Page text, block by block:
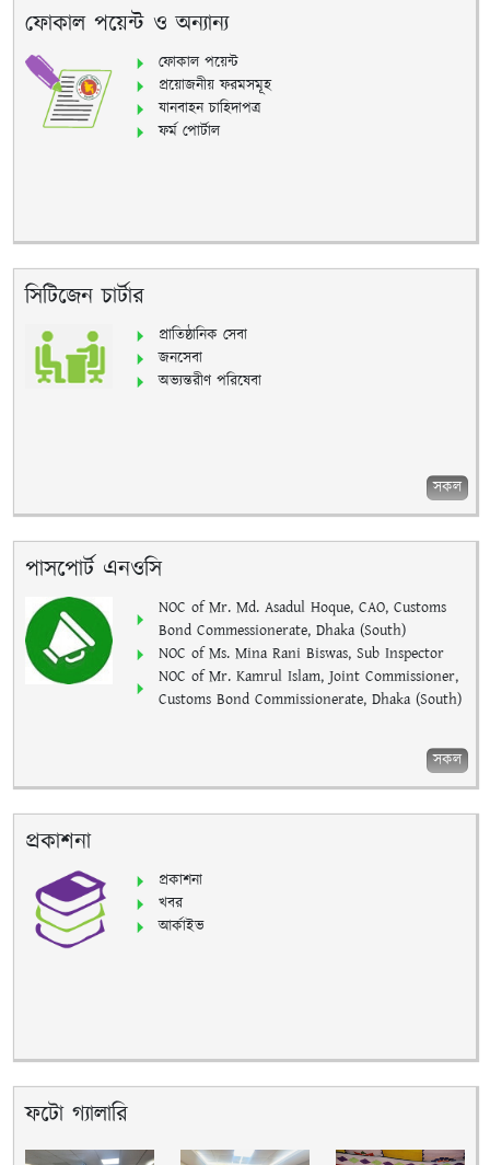
ফোকাল পয়েন্ট ও অন্যান্য
ফোকাল পয়েন্ট
প্রয়োজনীয় ফরমসমূহ
যানবাহন চাহিদাপত্র
ফর্ম পোর্টাল
সিটিজেন চার্টার
প্রাতিষ্ঠানিক সেবা
জনসেবা
অভ্যন্তরীণ পরিষেবা
সকল
পাসপোর্ট এনওসি
NOC of Mr. Md. Asadul Hoque, CAO, Customs
Bond Commessionerate, Dhaka (South)
NOC of Ms. Mina Rani Biswas, Sub Inspector
NOC of Mr. Kamrul Islam, Joint Commissioner,
Customs Bond Commissionerate, Dhaka (South)
সকল
প্রকাশনা
প্রকাশনা
খবর
আর্কাইভ
ফটো গ্যালারি